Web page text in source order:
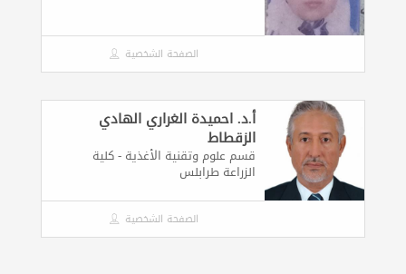
الصفحة الشخصية
أ.د. احميدة الغراري الهادي
الزقطاط
قسم علوم وتقنية الأغذية - كلية
الزراعة طرابلس
الصفحة الشخصية